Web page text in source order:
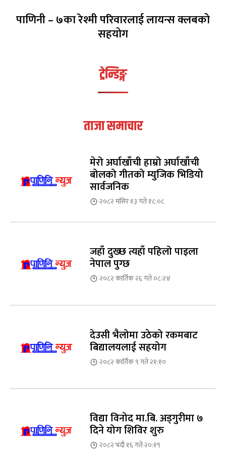
पाणिनी – ७का रेश्मी परिवारलाई लायन्स क्लबको
सहयोग
ट्रेन्डिङ्ग
ताजा समाचार
मेरो अर्घाखाँची हाम्रो अर्घाखाँची
बोलको गीतको म्युजिक भिडियो
सार्वजनिक
२०८२ मंसिर १३ गते १८:०८
जहाँ दुख्छ त्यहाँ पहिलो पाइला
नेपाल पुग्छ
२०८२ कार्तिक २६ गते ०८:२४
देउसी भैलोमा उठेको रकमबाट
बिद्यालयलाई सहयोग
२०८२ कार्तिक ९ गते २१:१०
विद्या विनोद मा.बि. अड्गुरीमा ७
दिने योग शिविर शुरु
२०८२ भदौ १६ गते २०:१९